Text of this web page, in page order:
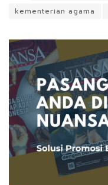
kementerian agama